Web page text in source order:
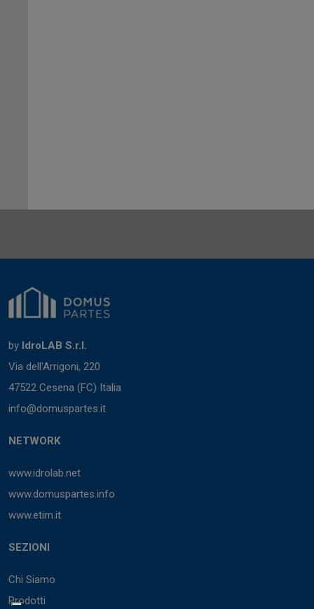
by IdroLAB S.r.l.
Via dell'Arrigoni, 220
47522 Cesena (FC) Italia
info@domuspartes.it
NETWORK
www.idrolab.net
www.domuspartes.info
www.etim.it
SEZIONI
Chi Siamo
Prodotti